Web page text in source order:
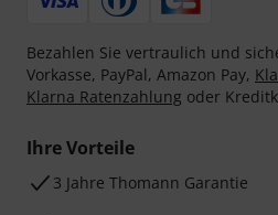
Bezahlen Sie vertraulich und
Vorkasse, PayPal, Amazon Pay,
Klarna Ratenzahlung oder
Ihre Vorteile
3 Jahre Thomann Garantie